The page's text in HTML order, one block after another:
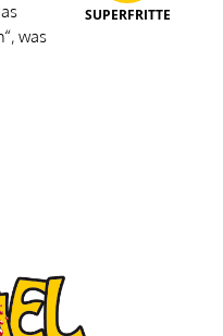
SUPERFRITTE
was